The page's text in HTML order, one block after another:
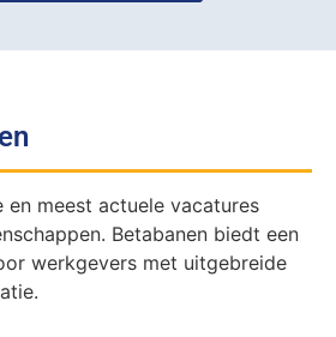
en meest actuele vacatures
Betabanen biedt een
werkgevers met uitgebreide